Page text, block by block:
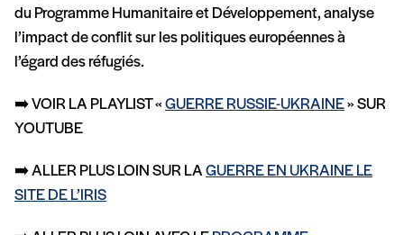
du Programme Humanitaire et Développement, analyse
l’impact de conflit sur les politiques européennes à
l’égard des réfugiés.
➡️ VOIR LA PLAYLIST « GUERRE RUSSIE-UKRAINE» SUR
YOUTUBE
➡️ ALLER PLUS LOIN SUR LA GUERRE EN UKRAINE LE
SITE DE L’IRIS